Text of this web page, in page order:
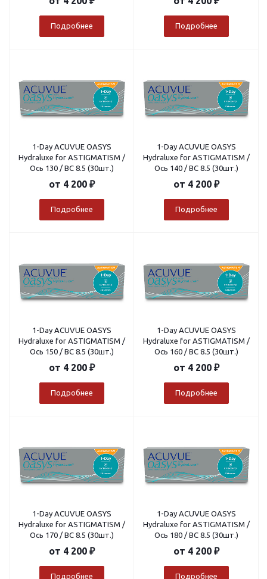
Подробнее Подробнее
1-Day ACUVUE OASYS
Hydraluxe for ASTIGMATISM /
Ось 130 / BC 8.5 (30шт.)
от 4 200 ₽
Подробнее
1-Day ACUVUE OASYS
Hydraluxe for ASTIGMATISM /
Ось 140 / BC 8.5 (30шт.)
от 4 200 ₽
Подробнее
1-Day ACUVUE OASYS
Hydraluxe for ASTIGMATISM /
Ось 150 / BC 8.5 (30шт.)
от 4 200 ₽
Подробнее
1-Day ACUVUE OASYS
Hydraluxe for ASTIGMATISM /
Ось 160 / BC 8.5 (30шт.)
от 4 200 ₽
Подробнее
1-Day ACUVUE OASYS
Hydraluxe for ASTIGMATISM /
Ось 170 / BC 8.5 (30шт.)
от 4 200 ₽
Подробнее
1-Day ACUVUE OASYS
Hydraluxe for ASTIGMATISM /
Ось 180 / BC 8.5 (30шт.)
от 4 200 ₽
Подробнее